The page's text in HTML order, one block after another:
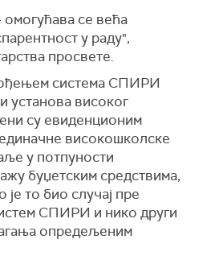
се већа
у раду",
просвете.
система СПИРИ
установа високог
су евиденционим
високошколске
у потпуности
буџетским средствима,
је то био случај пре
СПИРИ и нико други
опредељеним